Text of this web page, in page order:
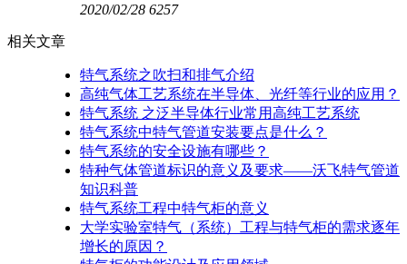
2020/02/28 6257
相关文章
特气系统之吹扫和排气介绍
高纯气体工艺系统在半导体、光纤等行业的应用？
特气系统 之泛半导体行业常用高纯工艺系统
特气系统中特气管道安装要点是什么？
特气系统的安全设施有哪些？
特种气体管道标识的意义及要求——沃飞特气管道
知识科普
特气系统工程中特气柜的意义
大学实验室特气（系统）工程与特气柜的需求逐年
增长的原因？